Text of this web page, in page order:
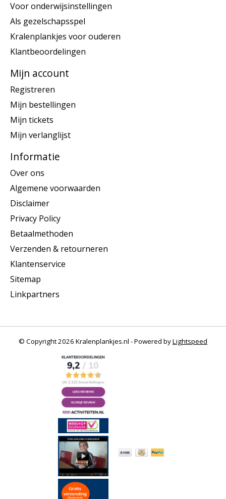
Voor onderwijsinstellingen
Als gezelschapsspel
Kralenplankjes voor ouderen
Klantbeoordelingen
Mijn account
Registreren
Mijn bestellingen
Mijn tickets
Mijn verlanglijst
Informatie
Over ons
Algemene voorwaarden
Disclaimer
Privacy Policy
Betaalmethoden
Verzenden & retourneren
Klantenservice
Sitemap
Linkpartners
© Copyright 2026 Kralenplankjes.nl - Powered byLightspeed